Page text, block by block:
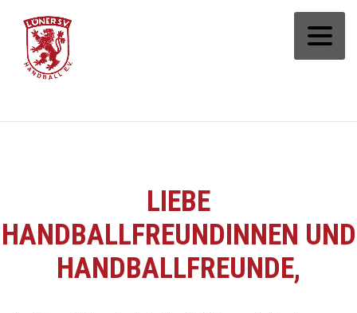
LIEBE
HANDBALLFREUNDINNEN UND
HANDBALLFREUNDE,